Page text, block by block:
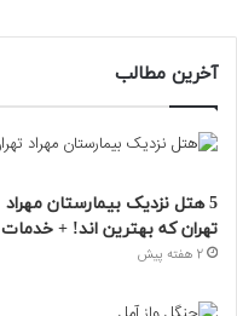
آخرین مطالب
5 هتل نزدیک بیمارستان مهراد
تهران که بهترین‌ اند! + خدمات
2 هفته پیش